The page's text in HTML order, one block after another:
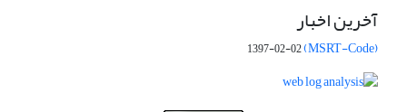
آخرین اخبار
(MSRT-Code)
1397-02-02